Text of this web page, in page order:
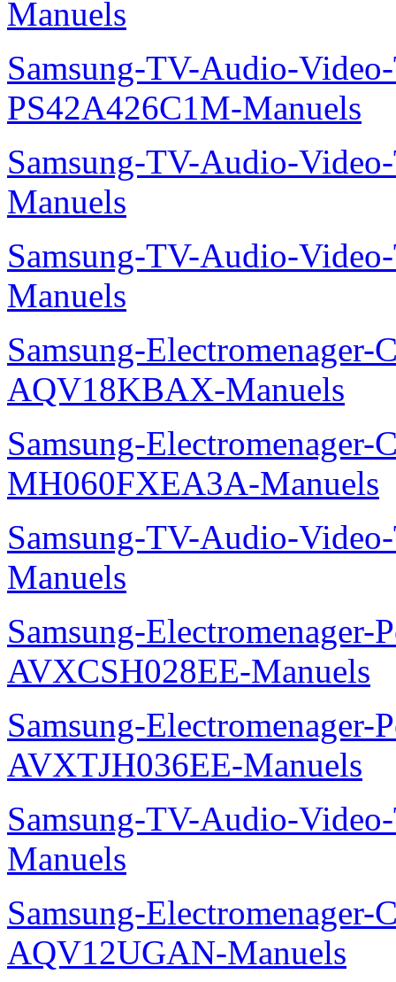
Manuels
Samsung-TV-Audio-
PS42A426C1M-Manuels
Samsung-TV-Audio-
Manuels
Samsung-TV-Audio-
Manuels
Samsung-Electromenager-
AQV18KBAX-Manuels
Samsung-Electromenager-
MH060FXEA3A-Manuels
Samsung-TV-Audio-
Manuels
Samsung-
AVXCSH028EE-Manuels
Samsung-
AVXTJH036EE-Manuels
Samsung-TV-Audio-
Manuels
Samsung-Electromenager-
AQV12UGAN-Manuels